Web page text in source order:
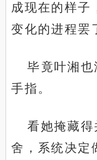
成现在的样子
变化的进程罢
毕竟叶湘
手指。
看她掩藏
舍，系统决定